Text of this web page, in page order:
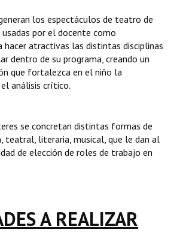
los espectáculos de teatro de
por el docente como
hacer atractivas las distintas disciplinas
dentro de su programa, creando un
que fortalezca en el niño la
análisis crítico.
se concretan distintas formas de
teatral, literaria, musical, que le dan al
de elección de roles de trabajo en
A REALIZAR